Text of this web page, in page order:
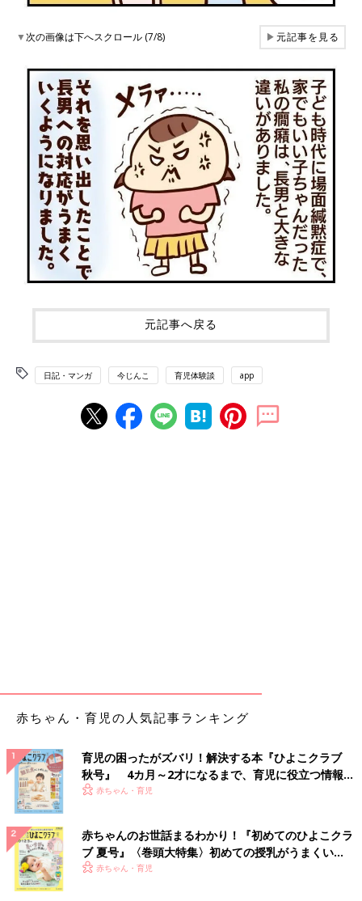
▼次の画像は下へスクロール (7/8) ▶元記事を見る
元記事へ戻る
日記・マンガ 今じんこ 育児体験談 app
赤ちゃん・育児の人気記事ランキング
育児の困ったがズバリ！解決する本『ひよこクラブ
秋号』 4カ月～2才になるまで、育児に役立つ情報が
いっぱい！
赤ちゃん・育児
赤ちゃんのお世話まるわかり！『初めてのひよこクラ
ブ 夏号』〈巻頭大特集〉初めての授乳がうまくい
く！ おっぱい・ミルクの基本と夏のトラブル 解決テ
赤ちゃん・育児